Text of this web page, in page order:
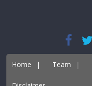
Home | Team |